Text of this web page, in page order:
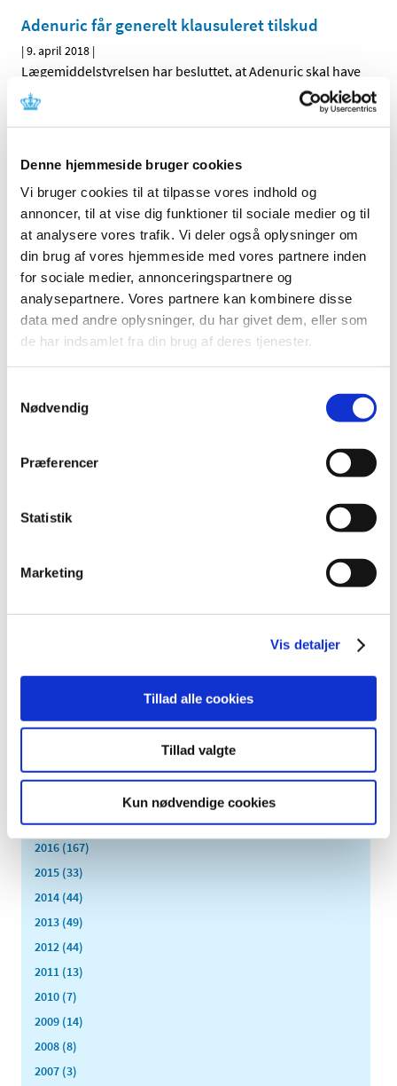
Denne hjemmeside bruger cookies
Vi bruger cookies til at tilpasse vores indhold og
annoncer, til at vise dig funktioner til sociale medier og til
at analysere vores trafik. Vi deler også oplysninger om
din brug af vores hjemmeside med vores partnere inden
for sociale medier, annonceringspartnere og
analysepartnere. Vores partnere kan kombinere disse
data med andre oplysninger, du har givet dem, eller som
de har indsamlet fra din brug af deres tjenester.
Nødvendig
Præferencer
Statistik
Marketing
Vis detaljer
Tillad alle cookies
Tillad valgte
Kun nødvendige cookies
Adenuric får generelt klausuleret tilskud
|9. april 2018 |
Lægemiddelstyrelsen har besluttet, at Adenuric skal have
generelt klausuleret tilskud med virkning fra 23. april…
|6. april 2018|
Sterile akupunkturnåle med falsk CE-mærke sælges på
nettet. Vær opmærksom på produkterne, da der ikke
Alle (2506)
TID
2026 (84)
2025 (158)
2024 (224)
2020 (263)
2018 (150)
november (10)
september (11)
april (10)
februar (14)
2017 (167)
2016 (167)
2015 (33)
2014 (44)
2013 (49)
2012 (44)
2011 (13)
2010 (7)
2009 (14)
2008 (8)
2007 (3)